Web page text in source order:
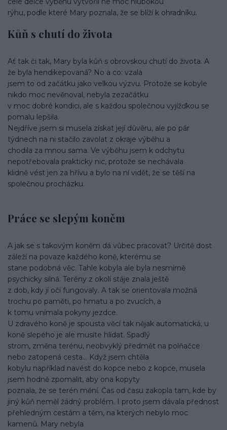
rýhu, podle které Mary poznala, že se blíží k ohradníku.
Kůň s chutí do života
Ať tak či tak, Mary byla kůň s obrovskou chutí do života. A
že byla hendikepovaná? No a co: vzala
jsem to od začátku jako velkou výzvu. Protože se kobyle
nikdo moc nevěnoval, nebyla zezačátku
v moc dobré kondici, ale s každou společnou vyjížďkou se
pomalu lepšila.
Nejdříve jsem si musela získat její důvěru, ale po pár
týdnech na ni stačilo zavolat z okraje výběhu a
chodila za mnou sama. Ve výběhu jsem k odchytu
nepotřebovala prakticky nic, protože se nechávala
klidně vést jen za hřívu a bylo na ní vidět, že se těší na
společnou procházku.
Práce se slepým koněm
A jak se s takovým koněm dá vůbec pracovat? Určitě dost
záleží na povaze každého koně, kterému se
stane podobná věc. Tahle kobyla ale byla nesmírně
psychicky silná. Terény z okolí stáje znala ještě
z dob, kdy jí oči fungovaly. A tak se orientovala možná
trochu po paměti, po hmatu a po zvucích, a
k tomu vnímala pokyny jezdce.
U zdravého koně je spousta věcí tak nějak automatická, u
koně slepého je ale musíte hlídat. Spadlý
strom, změna terénu, neobvyklý předmět na polňačce
nebo zatopená cesta... Když jsem chtěla
kobylu například navést do kopce nebo z kopce, musela
jsem hodně zpomalit, aby ona kopyty
poznala, že se terén mění. Čas od času zakopla tam, kde by
jiný kůň neměl žádný problém. I proto jsem dávala přednost
přehledným cestám a těm, na kterých nebylo moc
kamenů. Mary nebyla